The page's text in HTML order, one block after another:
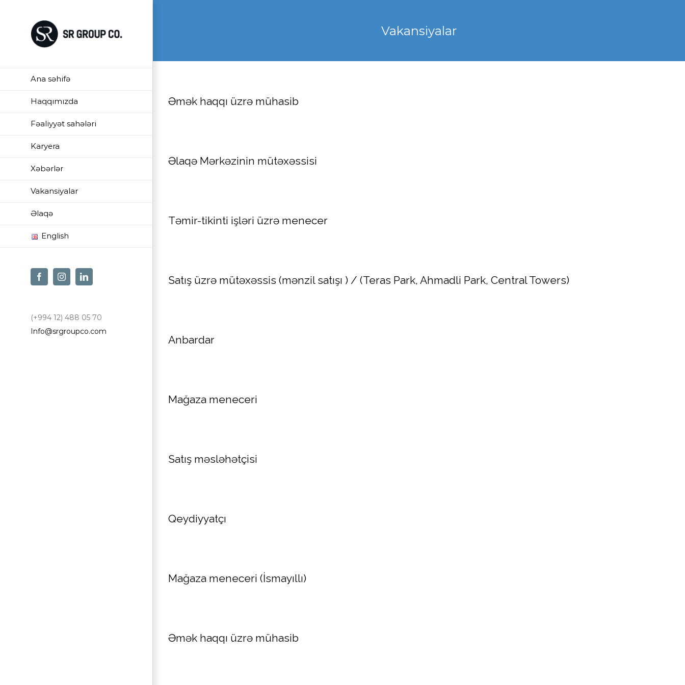
Ana səhifə
Haqqımızda
Fəaliyyət sahələri
Karyera
Xəbərlər
Vakansiyalar
Əlaqə
English
FacebookInstagramLinkedIn
(+994 12) 488 05 70
Info@srgroupco.com
Vakansiyalar
Əmək haqqı üzrə mühasib
Əlaqə Mərkəzinin mütəxəssisi
Təmir-tikinti işləri üzrə menecer
Satış üzrə mütəxəssis (mənzil satışı ) / (Teras Park, Ahmadli Park, Central Towers)
Anbardar
Mağaza meneceri
Satış məsləhətçisi
Qeydiyyatçı
Mağaza meneceri (İsmayıllı)
Əmək haqqı üzrə mühasib